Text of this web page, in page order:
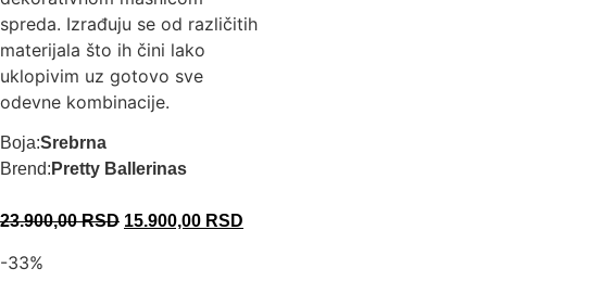
spreda. Izrađuju se od različitih
materijala što ih čini lako
uklopivim uz gotovo sve
odevne kombinacije.
Boja:Srebrna
Brend: Pretty Ballerinas
23.900,00RSD 15.900,00 RSD
-33%